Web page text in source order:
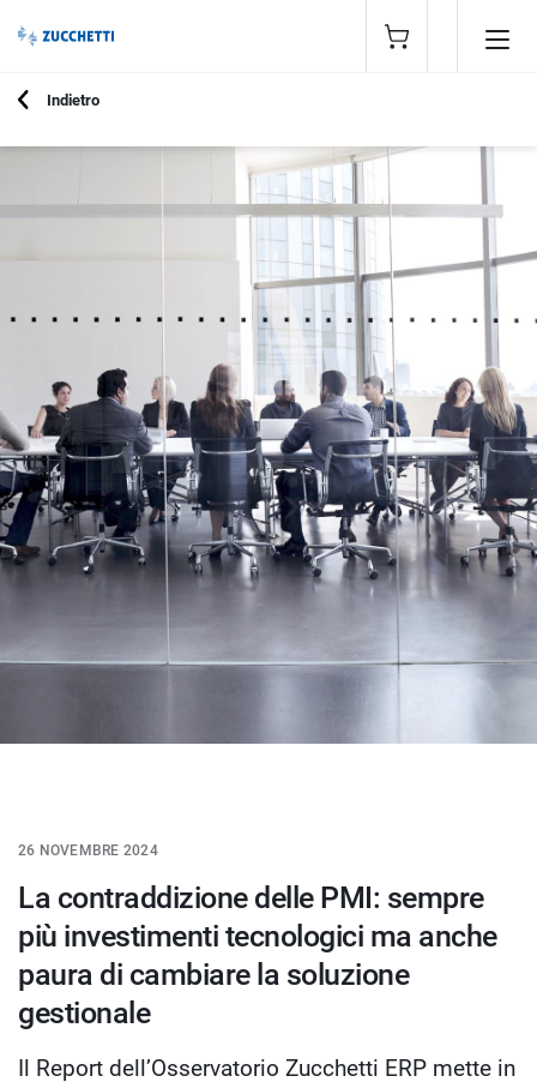
Indietro
26 NOVEMBRE 2024
La contraddizione delle PMI: sempre
più investimenti tecnologici ma anche
paura di cambiare la soluzione
gestionale
Il Report dell’Osservatorio Zucchetti ERP mette in